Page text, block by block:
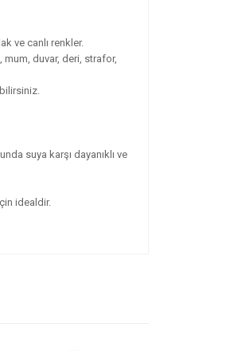
ve canlı renkler.
mum, duvar, deri, strafor,
suya karşı dayanıklı ve
idealdir.